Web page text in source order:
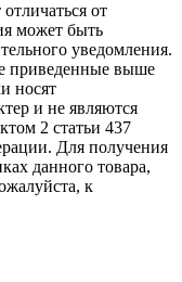
от
может быть
уведомления.
приведенные выше
носят
и не являются
2 статьи 437
Для получения
данного товара,
к